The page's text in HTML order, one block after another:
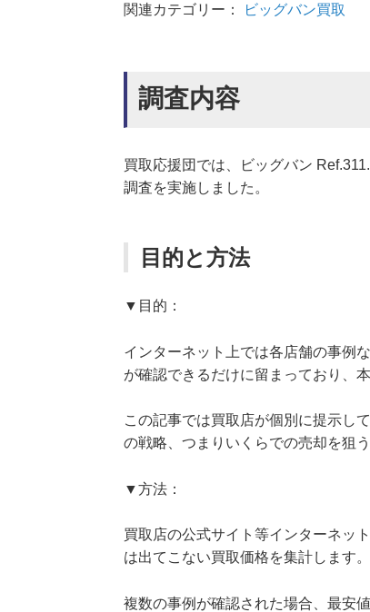
関連カテゴリー： ビッグバン買取
調査内容
買取応援団では、ビッグバン
調査を実施しました。
目的と方法
▼目的：
インターネット上では各店舗の事例
が確認できるだけに留まっており、
この記事では買取店が個別に提示し
の戦略、つまりいくらでの売却を狙
▼方法：
買取店の公式サイト等インターネッ
は出てこない買取価格を集計します。
複数の事例が確認された場合、最安